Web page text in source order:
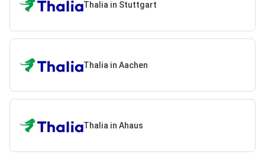
Thalia in Stuttgart
Thalia in Aachen
Thalia in Ahaus